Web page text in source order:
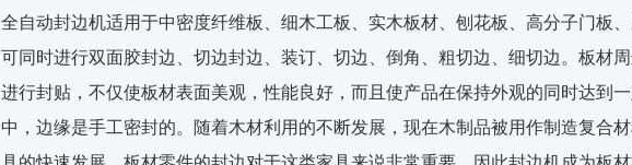
全自动封边机适用于中密度纤维板、细木工板、实木板材、刨花板、高分子门板、
可同时进行双面胶封边、切边封边、装订、切边、倒角、粗切边、细切边。板材
进行封贴，不仅使板材表面美观，性能良好，而且使产品在保持外观的同时达到
中，边缘是手工密封的。随着木材利用的不断发展，现在木制品被用作制造复合